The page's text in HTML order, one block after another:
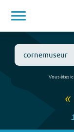
Vous êtes
«
1